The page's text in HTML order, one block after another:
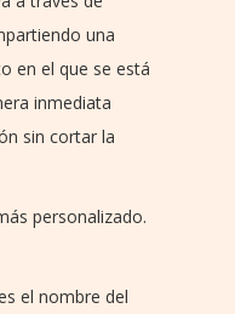
una
en el que se está
inmediata
sin cortar la
personalizado.
el nombre del